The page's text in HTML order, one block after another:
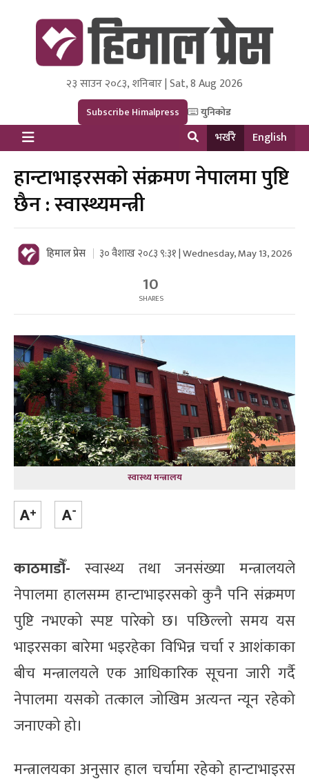
Himal Press
Dot NewsyNepal Media and Research Pvt Ltd.
२३ साउन २०८३, शनिबार | Sat, 8 Aug 2026
Subscribe Himalpress युनिकोड
भर्खरै English
हान्टाभाइरसको संक्रमण नेपालमा पुष्टि
छैन : स्वास्थ्यमन्त्री
हिमाल प्रेस ३० वैशाख २०८३ ९:३१ | Wednesday, May 13, 2026
10
SHARES
स्वास्थ्य मन्त्रालय
काठमाडौँ- स्वास्थ्य तथा जनसंख्या मन्त्रालयले
नेपालमा हालसम्म हान्टाभाइरसको कुनै पनि संक्रमण
पुष्टि नभएको स्पष्ट पारेको छ। पछिल्लो समय यस
भाइरसका बारेमा भइरहेका विभिन्न चर्चा र आशंकाका
बीच मन्त्रालयले एक आधिकारिक सूचना जारी गर्दै
नेपालमा यसको तत्काल जोखिम अत्यन्त न्यून रहेको
जनाएको हो।
मन्त्रालयका अनुसार हाल चर्चामा रहेको हान्टाभाइरस